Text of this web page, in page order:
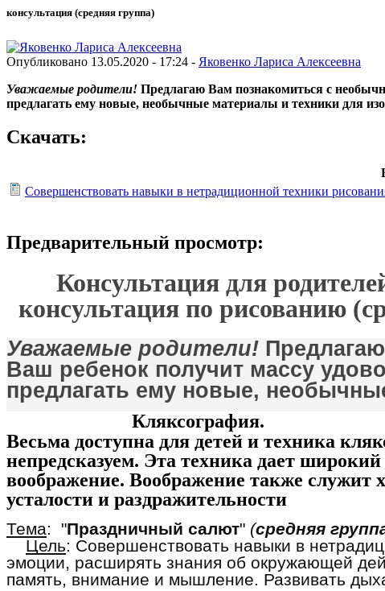
консультация (средняя группа)
Опубликовано 13.05.2020 - 17:24 - Яковенко Лариса Алексеевна
Уважаемые родители! Предлагаю Вам познакомиться с
предлагать ему новые, необычные материалы и техники для
Скачать:
Совершенствовать навыки в нетрадиционной техники
Предварительный просмотр:
Консультация для
консультация по рисованию
Уважаемые родители!
Ваш ребенок получит массу
предлагать ему новые,
Кляксография.
Весьма доступна для детей и техника
непредсказуем. Эта техника дает
воображение. Воображение также
усталости и раздражительности
Тема: "Праздничный салют" (средняя
Цель: Совершенствовать навыки в
эмоции, расширять знания об окружающей
память, внимание и мышление. Развивать